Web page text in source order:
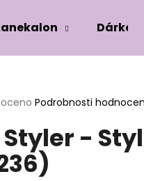
Podrobnosti
Styler -
HLEDAT